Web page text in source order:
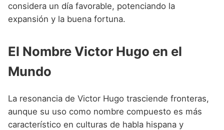
considera un día favorable, potenciando la
expansión y la buena fortuna.
El Nombre Victor Hugo en el
Mundo
La resonancia de Victor Hugo trasciende fronteras,
aunque su uso como nombre compuesto es más
característico en culturas de habla hispana y